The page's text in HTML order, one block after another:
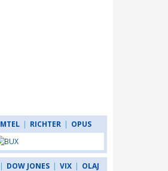
MTEL | RICHTER | OPUS
| DOW JONES | VIX | OLAJ